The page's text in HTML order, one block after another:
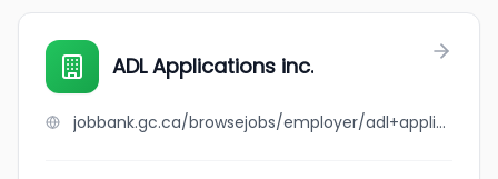
ADL Applications inc.
jobbank.gc.ca/browsejobs/employer/adl+applications+inc./ca